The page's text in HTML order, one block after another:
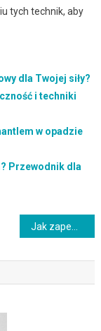
tych technik, aby
dla Twojej siły?
i techniki
w opadzie
Przewodnik dla